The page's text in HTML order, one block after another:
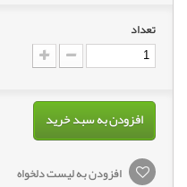
تعداد
افزودن به سبد خرید
افزودن به لیست دلخواه